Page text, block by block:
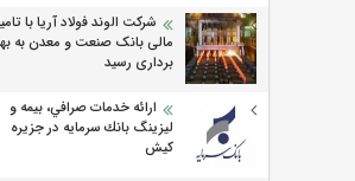
شرکت الوند فولاد آریا با
مالی بانک صنعت و معدن به
برداری رسید
ارائه خدمات صرافي، بيمه و
ليزينگ بانك سرمايه در جزيره
كيش